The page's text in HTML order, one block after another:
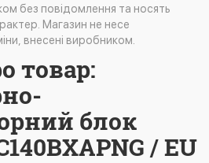
без повідомлення та носять
Магазин не несе
внесені виробником.
товар:
блок
/ EU